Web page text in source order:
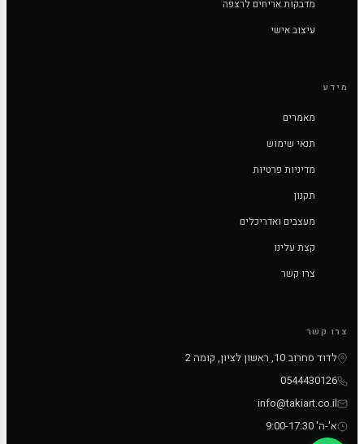
מדבקות אריחים לרצפה
עיצוב אישי
מידע
מאמרים
תנאי שימוש
מדיניות פרטיות
תקנון
מעצבים ואדריכלים
קצת עלינו
צרו קשר
צרו קשר
לדוד סחרוב 10, ראשון לציון, קומה 2
0544430126
info@takiart.co.il
א'-ה' 9:00-17:30